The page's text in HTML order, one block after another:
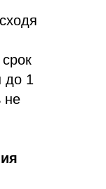
до 1
не